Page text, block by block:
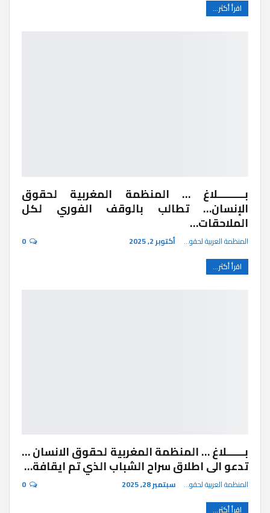
اقرأ أكثر...
بـــــــــلاغ … المنظمة المغربية لحقوق
الإنسان… تطالب بالوقف الفوري لكل
الملاحقات…
المنظمة العربية لحقوق الإنسان أكتوبر 2, 2025
اقرأ أكثر...
بــــــلاغ … المنظمة المغربية لحقوق الانسان …
تدعو الى اطلاق سراح الشباب الذي تم ايقافة…
المنظمة العربية لحقوق الإنسان سبتمبر 28, 2025
اقرأ أكثر...